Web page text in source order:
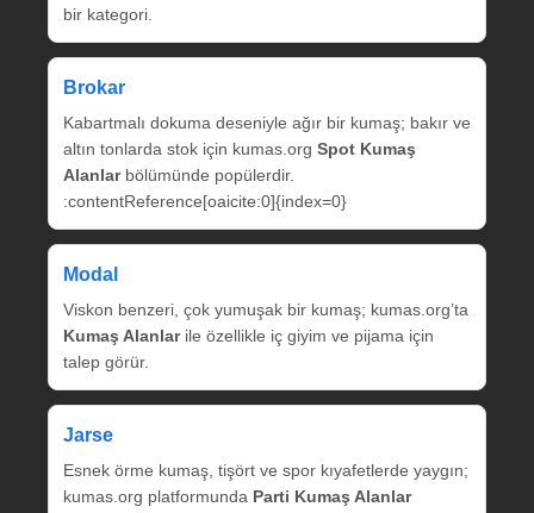
bir kategori.
Brokar
Kabartmalı dokuma deseniyle ağır bir kumaş; bakır ve
altın tonlarda stok için kumas.org Spot Kumaş
Alanlarbölümünde popülerdir.
:contentReference[oaicite:0]{index=0}
Modal
Viskon benzeri, çok yumuşak bir kumaş; kumas.org’ta
Kumaş Alanlarile özellikle iç giyim ve pijama için
talep görür.
Jarse
Esnek örme kumaş, tişört ve spor kıyafetlerde yaygın;
kumas.org platformunda Parti Kumaş Alanlar